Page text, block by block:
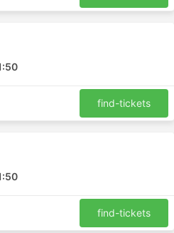
นียอดนิยม
มายยอดนิยม
วิ่งหลายเส้นทาง และนี่คือ
วามนิยมมากที่สุด:
find-tickets
find-tickets